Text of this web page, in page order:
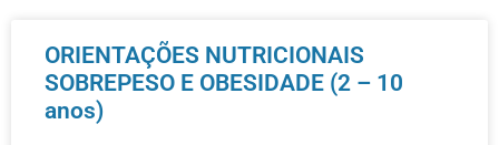
ORIENTAÇÕES NUTRICIONAIS
SOBREPESO E OBESIDADE (2 – 10
anos)